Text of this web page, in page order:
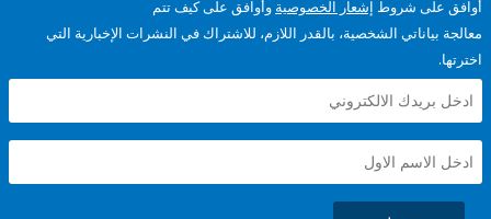
شروطإشعار الخصوصيةوأوافق على كيف تتم
الشخصية، بالقدر اللازم، للاشتراك في النشرات الإخبارية التي